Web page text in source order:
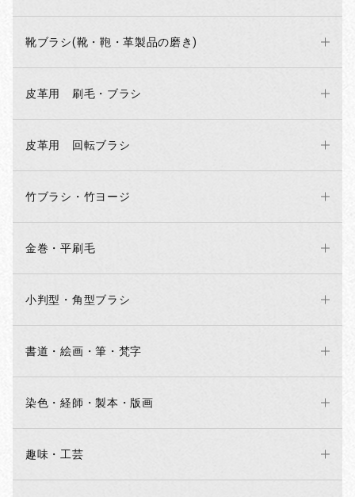
靴ブラシ(靴・鞄・革製品の磨き)
皮革用 刷毛・ブラシ
皮革用 回転ブラシ
竹ブラシ・竹ヨージ
金巻・平刷毛
小判型・角型ブラシ
書道・絵画・筆・梵字
染色・経師・製本・版画
趣味・工芸